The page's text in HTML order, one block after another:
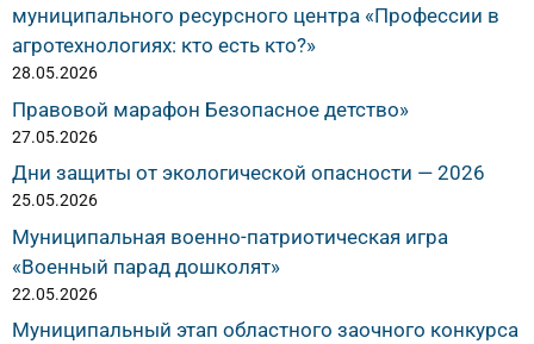
муниципального ресурсного центра «Профессии в
агротехнологиях: кто есть кто?»
28.05.2026
Правовой марафон Безопасное детство»
27.05.2026
Дни защиты от экологической опасности — 2026
25.05.2026
Муниципальная военно-патриотическая игра
«Военный парад дошколят»
22.05.2026
Муниципальный этап областного заочного конкурса